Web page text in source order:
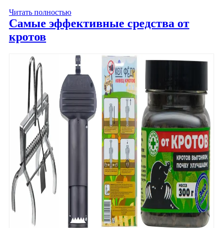
Читать полностью
Самые эффективные средства от
кротов